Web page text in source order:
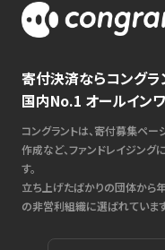
寄付決済ならコングラ
国内No.1 オールイン
コングラントは、寄付募集ペー
作成など、ファンドレイジン
す。
立ち上げたばかりの団体から
の非営利組織に選ばれています